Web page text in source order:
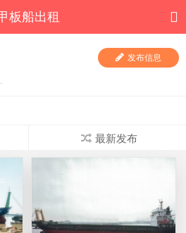
板船出租
，快进来看看吧！
发布信息
最新发布